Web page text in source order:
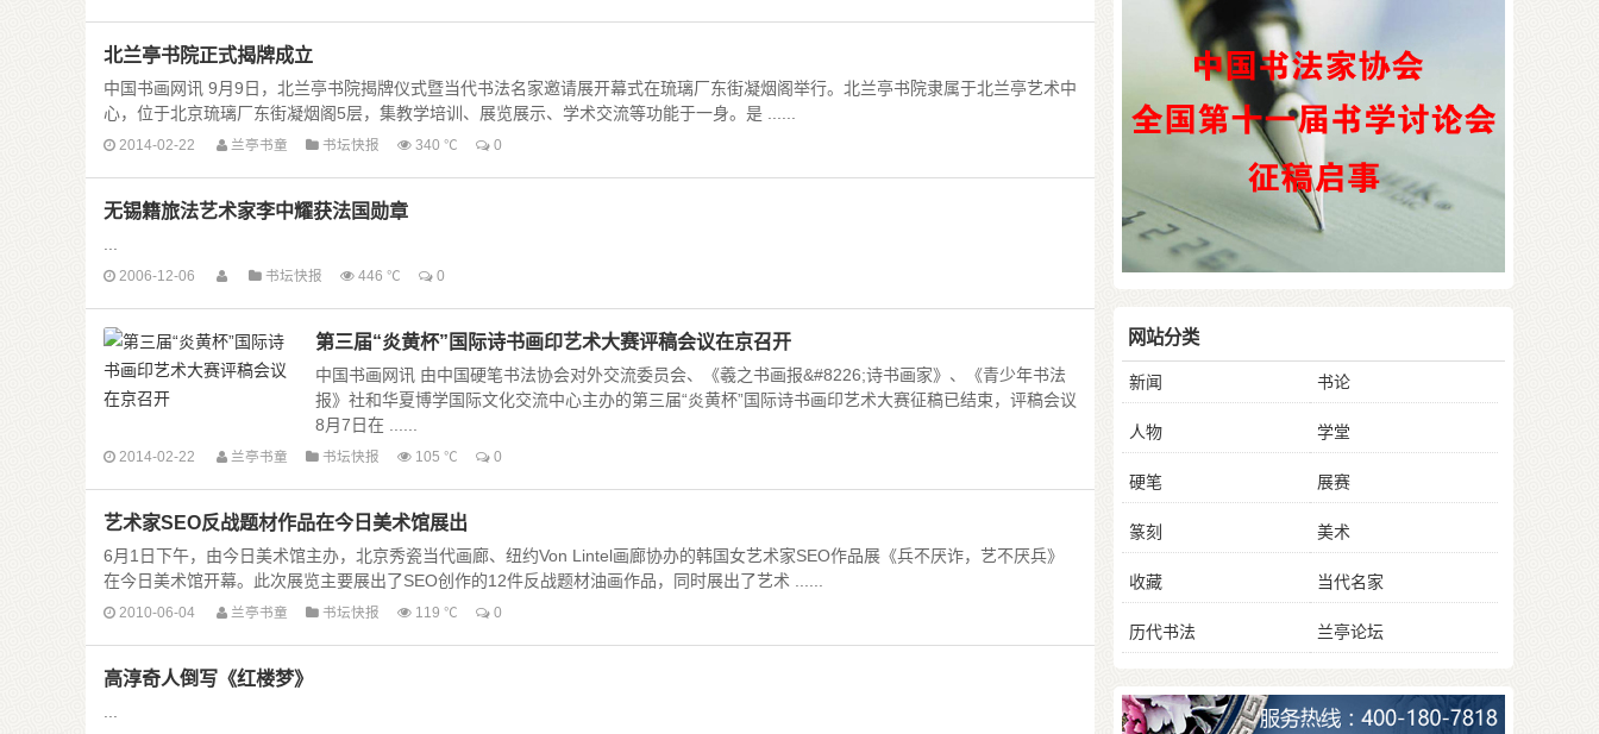
北兰亭书院正式揭牌成立
中国书画网讯 9月9日，北兰亭书院揭牌仪式暨当代书法名家邀请展开幕式在琉璃厂东街凝烟阁举行。北兰亭书院隶属于北兰亭艺术中
心，位于北京琉璃厂东街凝烟阁5层，集教学培训、展览展示、学术交流等功能于一身。是 ......
2014-02-22 兰亭书童 书坛快报 340 ℃ 0
无锡籍旅法艺术家李中耀获法国勋章
2006-12-06 书坛快报 446 ℃ 0
第三届“炎黄杯”国际诗书画印艺术大赛评稿会议在京召开
中国书画网讯 由中国硬笔书法协会对外交流委员会、《羲之书画报&#8226;诗书画家》、《青少年书法
报》社和华夏博学国际文化交流中心主办的第三届“炎黄杯”国际诗书画印艺术大赛征稿已结束，评稿会议
8月7日在 ......
2014-02-22 兰亭书童 书坛快报 105 ℃ 0
艺术家SEO反战题材作品在今日美术馆展出
6月1日下午，由今日美术馆主办，北京秀瓷当代画廊、纽约Von Lintel画廊协办的韩国女艺术家SEO作品展《兵不厌诈，艺不厌兵》
在今日美术馆开幕。此次展览主要展出了SEO创作的12件反战题材油画作品，同时展出了艺术 ......
2010-06-04 兰亭书童 书坛快报 119 ℃ 0
高淳奇人倒写《红楼梦》
网站分类
新闻 书论
人物 学堂
硬笔 展赛
篆刻 美术
收藏 当代名家
历代书法 兰亭论坛